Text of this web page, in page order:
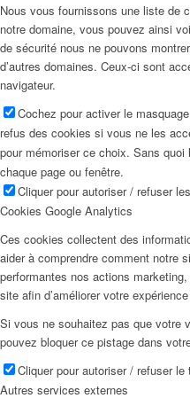
Nous vous fournissons une liste de
notre domaine, vous pouvez ainsi
de sécurité nous ne pouvons
d’autres domaines. Ceux-ci sont
navigateur.
Cochez pour activer le
refus des cookies si vous ne les
pour mémoriser ce choix. Sans
chaque page ou fenêtre.
Cliquer pour autoriser / refuser
Cookies Google Analytics
Ces cookies collectent des
aider à comprendre comment notre
performantes nos actions
site afin d’améliorer votre
Si vous ne souhaitez pas que votre
pouvez bloquer ce pistage dans
Cliquer pour autoriser / refuser
Autres services externes